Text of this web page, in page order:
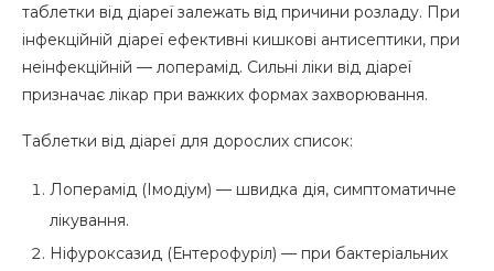
таблетки від діареї залежать від причини розладу. При
інфекційній діареї ефективні кишкові антисептики, при
неінфекційній — лоперамід. Сильні ліки від діареї
призначає лікар при важких формах захворювання.
Таблетки від діареї для дорослих список:
Лоперамід (Імодіум) — швидка дія, симптоматичне
лікування.
Ніфуроксазид (Ентерофуріл) — при бактеріальних